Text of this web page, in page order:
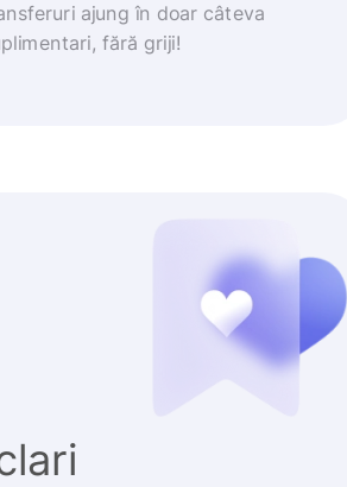
ajung în doar câteva
fără griji!